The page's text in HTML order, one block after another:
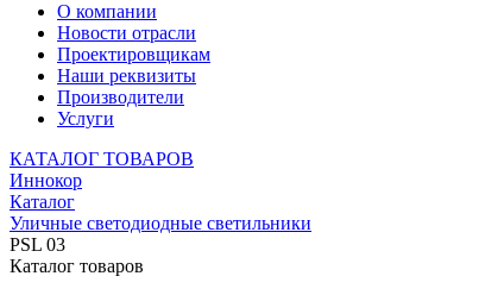
О компании
Новости отрасли
Проектировщикам
Наши реквизиты
Производители
Услуги
КАТАЛОГ ТОВАРОВ
Иннокор
Каталог
Уличные светодиодные светильники
PSL 03
Каталог товаров